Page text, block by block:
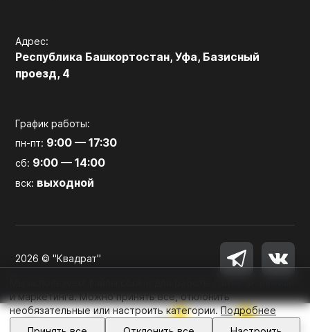
0 0
Войти
Адрес:
Республика Башкортостан, Уфа, Базисный
проезд, 4
График работы:
пн-пт: 9:00 — 17:30
сб: 9:00 — 14:00
вск: выходной
2026 © "Квадрат"
и маркетинга. Можно принять все, отклонить
необязательные или настроить категории.Подробнее